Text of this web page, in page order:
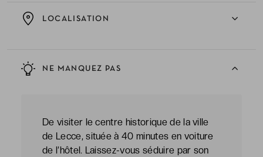
NE MANQUEZ PAS
De visiter le centre historique de la ville
de Lecce, située à 40 minutes en voiture
de l’hôtel. Laissez-vous séduire par son
LOCALISATION